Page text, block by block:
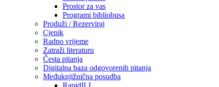
Prostor za vas
Programi bibliobusa
Produži / Rezerviraj
Cjenik
Radno vrijeme
Zatraži literaturu
Česta pitanja
Digitalna baza odgovorenih pitanja
Međuknjižnična posudba